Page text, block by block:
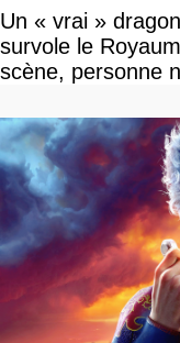
Un « vrai »
survole le
scène, personne